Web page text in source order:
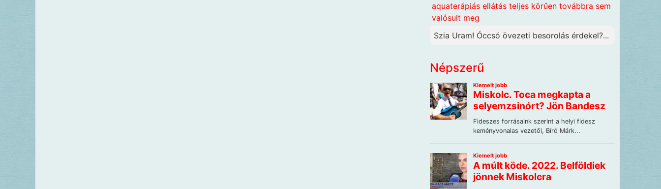
aquaterápiás ellátás teljes körűen továbbra sem
valósult meg
Szia Uram! Óccsó övezeti besorolás érdekel?...
Népszerű